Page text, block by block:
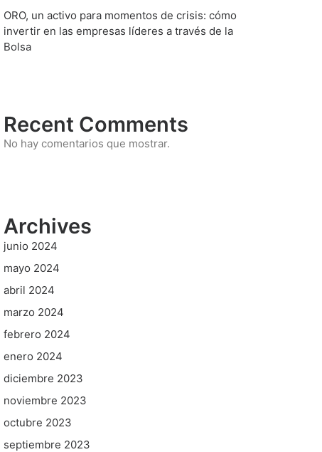
ORO, un activo para momentos de crisis: cómo
invertir en las empresas líderes a través de la
Bolsa
Recent Comments
No hay comentarios que mostrar.
Archives
junio 2024
mayo 2024
abril 2024
marzo 2024
febrero 2024
enero 2024
diciembre 2023
noviembre 2023
octubre 2023
septiembre 2023